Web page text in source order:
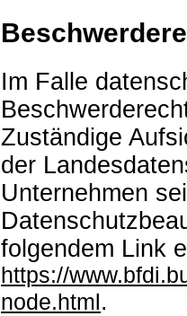
Im Falle
Zuständige
der
Unternehmen
folgendem Link
https://
node.html.